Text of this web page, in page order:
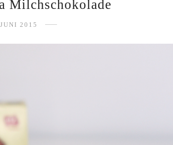
Milchschokolade
2015